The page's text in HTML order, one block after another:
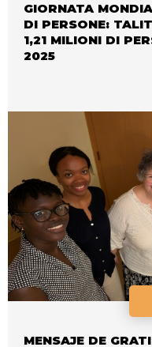
GIORNATA
DI PERSONE:
1,21 MILIONI DI
2025
MENSAJE DE